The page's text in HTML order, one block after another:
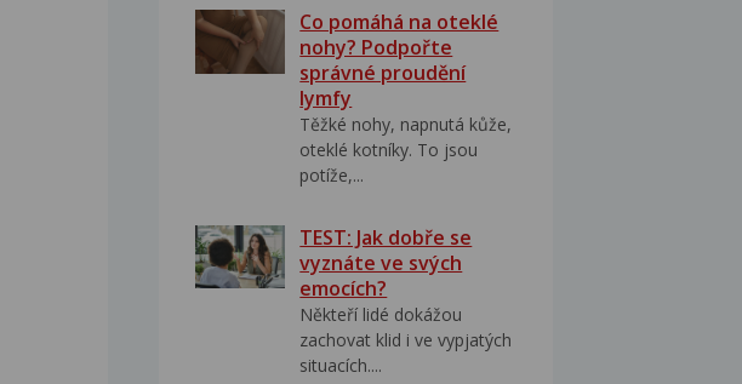
Co pomáhá na oteklé
nohy? Podpořte
správné proudění
lymfy
Těžké nohy, napnutá kůže,
oteklé kotníky. To jsou
potíže,...
TEST: Jak dobře se
vyznáte ve svých
emocích?
Někteří lidé dokážou
zachovat klid i ve vypjatých
situacích....